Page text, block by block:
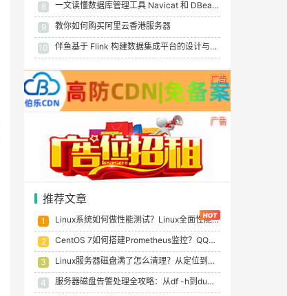
8 一文读懂数据库管理工具 Navicat 和 DBeaver
9 教你如何购买阿里云香港服务器
10 伴鱼基于 Flink 构建数据集成平台的设计与实现
广告
广告
推荐文章
1 Linux系统如何做性能测试？Linux全面性能测试指南
2 CentOS 7如何搭建Prometheus监控？QQ邮箱告警配置详细步骤
3 Linux服务器磁盘满了怎么清理？从定位到根治的完整流程（实例）
4 服务器磁盘告警处理全攻略：从df -h到du、find、ncdu的完整排查流程